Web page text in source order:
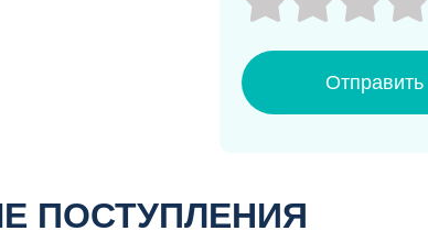
Отправить
ПОСТУПЛЕНИЯ